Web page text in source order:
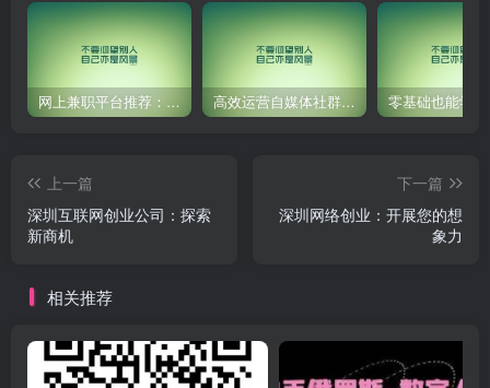
网上兼职平台推荐：国外网赚任务！ 高效运营自媒体社群，让内容更有价值！
上一篇
深圳互联网创业公司：探索
新商机
下一篇
深圳网络创业：开展您的想
象力
相关推荐